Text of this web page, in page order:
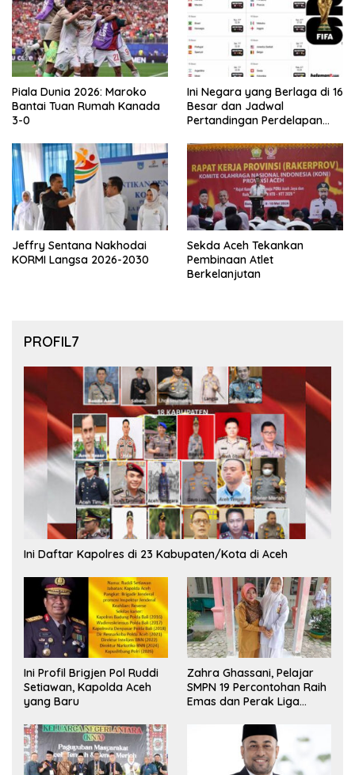
Piala Dunia 2026: Maroko
Bantai Tuan Rumah Kanada
3-0
Ini Negara yang Berlaga di 16
Besar dan Jadwal
Pertandingan Perdelapan
Jeffry Sentana Nakhodai
KORMI Langsa 2026-2030
Sekda Aceh Tekankan
Pembinaan Atlet
Berkelanjutan
PROFIL7
Ini Daftar Kapolres di 23 Kabupaten/Kota di Aceh
Ini Profil Brigjen Pol Ruddi
Setiawan, Kapolda Aceh
yang Baru
Zahra Ghassani, Pelajar
SMPN 19 Percontohan Raih
Emas dan Perak Liga